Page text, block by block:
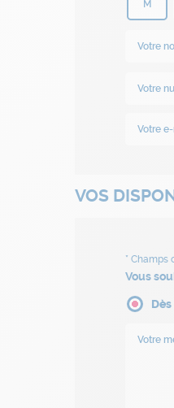
M
VOS
Vous